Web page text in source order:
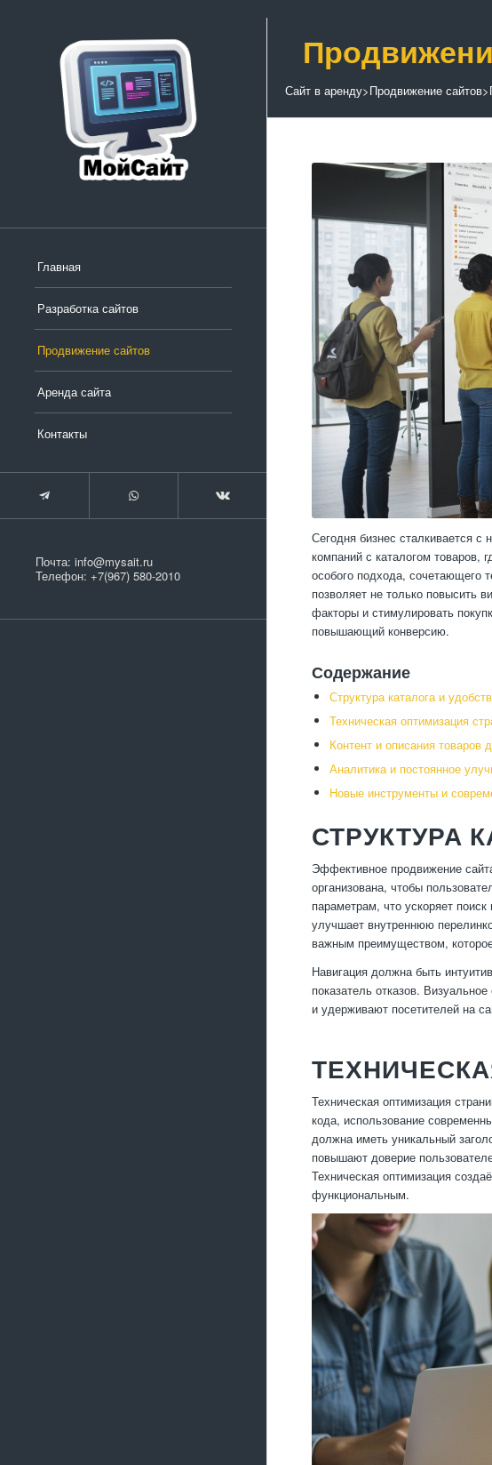
Главная
Разработка сайтов
Продвижение сайтов
Аренда сайта
Контакты
Почта: info@mysait.ru
Телефон: +7(967) 580-2010
Сайт в аренду>Продвижение сайтов>
Сегодня бизнес сталкивается
компаний с каталогом товаров,
особого подхода, сочетающего
позволяет не только повысить
факторы и стимулировать
повышающий конверсию.
Содержание
Структура каталога и
Техническая оптимизация
Контент и описания товаров
Аналитика и постоянное
Новые инструменты и
СТРУКТУРА
Эффективное продвижение
организована, чтобы
параметрам, что ускоряет
улучшает внутреннюю
важным преимуществом,
Навигация должна быть
показатель отказов.
и удерживают посетителей на
Техническая оптимизация
кода, использование
должна иметь уникальный
повышают доверие
Техническая оптимизация
функциональным.